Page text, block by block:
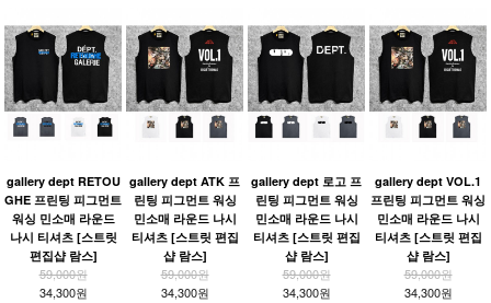
gallery dept RETOU
GHE 프린팅 피그먼트
워싱 민소매 라운드
나시 티셔츠 [스트릿
편집샵 람스]
59,000원
34,300원
gallery dept ATK 프
린팅 피그먼트 워싱
민소매 라운드 나시
티셔츠 [스트릿 편집
샵 람스]
59,000원
34,300원
gallery dept 로고 프
린팅 피그먼트 워싱
민소매 라운드 나시
티셔츠 [스트릿 편집
샵 람스]
59,000원
34,300원
gallery dept VOL.1
프린팅 피그먼트 워싱
민소매 라운드 나시
티셔츠 [스트릿 편집
샵 람스]
59,000원
34,300원